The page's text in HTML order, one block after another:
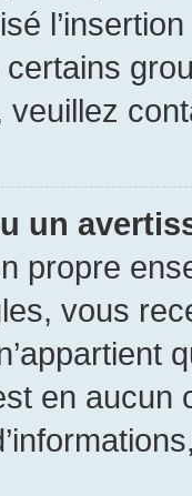
veuillez
un
propre
vous
en